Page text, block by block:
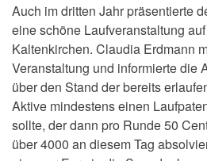
Auch im dritten Jahr präsentierte
eine schöne Laufveranstaltung
Kaltenkirchen. Claudia Erdmann
Veranstaltung und informierte die
über den Stand der bereits
Aktive mindestens einen
sollte, der dann pro Runde 50
über 4000 an diesem Tag